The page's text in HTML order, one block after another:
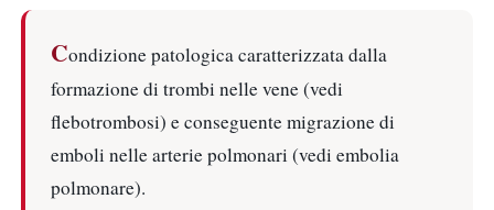
Condizione patologica caratterizzata dalla
formazione di trombi nelle vene (vedi
flebotrombosi) e conseguente migrazione di
emboli nelle arterie polmonari (vedi embolia
polmonare).